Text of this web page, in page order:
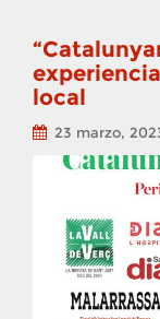
local
23 marzo,